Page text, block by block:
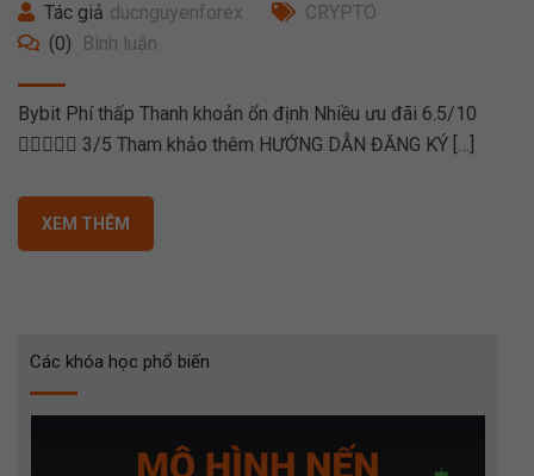
Tác giả ducnguyenforex
CRYPTO
(0)
Bình luận
Bybit Phí thấp Thanh khoản ổn định Nhiều ưu đãi 6.5/10
 3/5 Tham khảo thêm HƯỚNG DẪN ĐĂNG KÝ​ […]
XEM THÊM
Các khóa học phổ biến